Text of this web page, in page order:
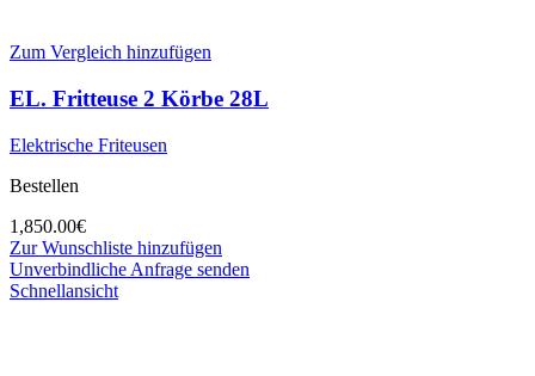
Zum Vergleich hinzufügen
EL. Fritteuse 2 Körbe 28L
Elektrische Friteusen
Bestellen
1,850.00€
Zur Wunschliste hinzufügen
Unverbindliche Anfrage senden
Schnellansicht